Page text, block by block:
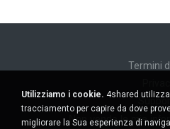
Termini
Non venda le mie
Utilizziamo i cookie. 4shared
tracciamento per capire da dove
migliorare la Sua esperienza di